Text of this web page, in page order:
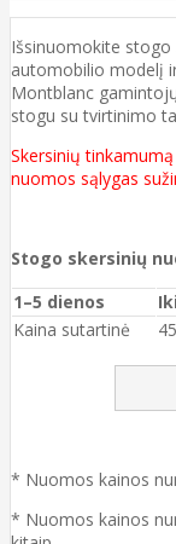
Išsinuomokite stogo
automobilio modelį
Montblanc
stogu su tvirtinimo
Skersinių
nuomos sąlygas
Stogo skersinių
1–5 dienos
Kaina sutartinė
* Nuomos kainos
* Nuomos kainos